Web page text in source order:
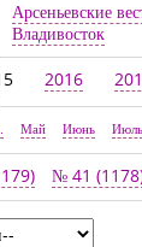
Арсеньевские
Владивосток
2016
Май Июнь Июль
№ 41